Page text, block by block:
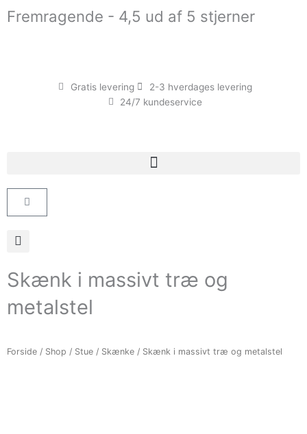
Fremragende - 4,5 ud af 5 stjerner
Gratis levering
2-3 hverdages levering
24/7 kundeservice
Kurv
Skænk i massivt træ og
metalstel
Forside / Shop / Stue / Skænke / Skænk i massivt træ og metalstel